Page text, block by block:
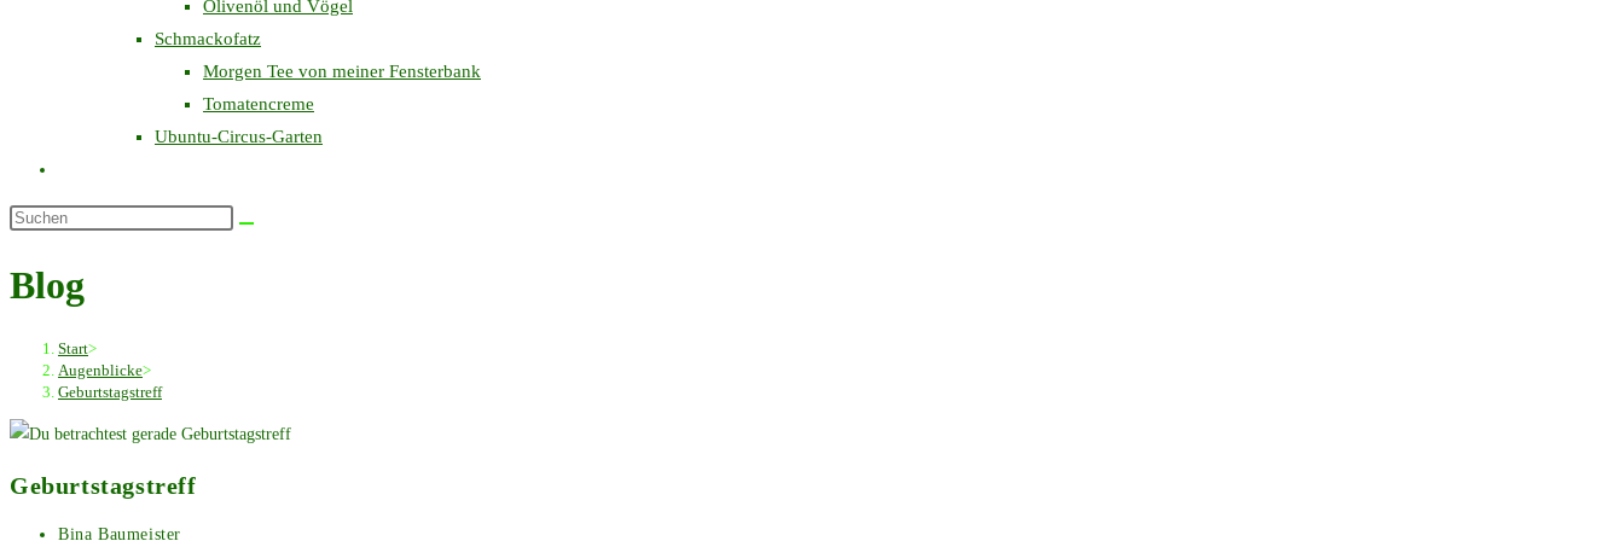
Olivenöl und Vögel
Schmackofatz
Morgen Tee von meiner Fensterbank
Tomatencreme
Ubuntu-Circus-Garten
umschalten
Diese
durchsuchen
Blog
Start>
Augenblicke>
Geburtstagstreff
Geburtstagstreff
Beitrags-
Bina Baumeister